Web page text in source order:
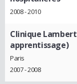
2008 - 2010
Clinique Lambert
apprentissage)
Paris
2007 - 2008